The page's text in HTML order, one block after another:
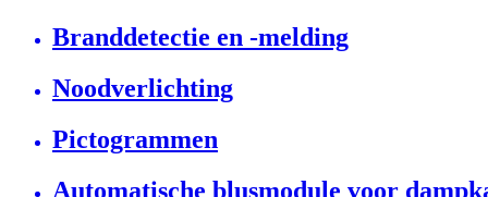
Branddetectie en -melding
Noodverlichting
Pictogrammen
Automatische blusmodule voor